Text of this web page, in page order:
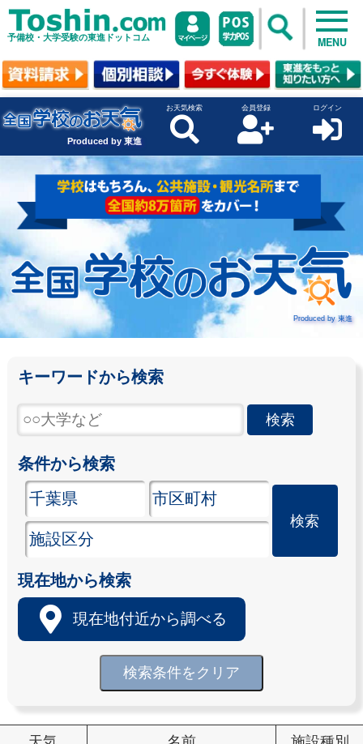
予備校・大学受験の東進ドットコム MENU
Produced by 東進
お天気検索 会員登録 ログイン
Produced by 東進
キーワードから検索
条件から検索
現在地から検索
現在地付近から調べる
検索条件をクリア